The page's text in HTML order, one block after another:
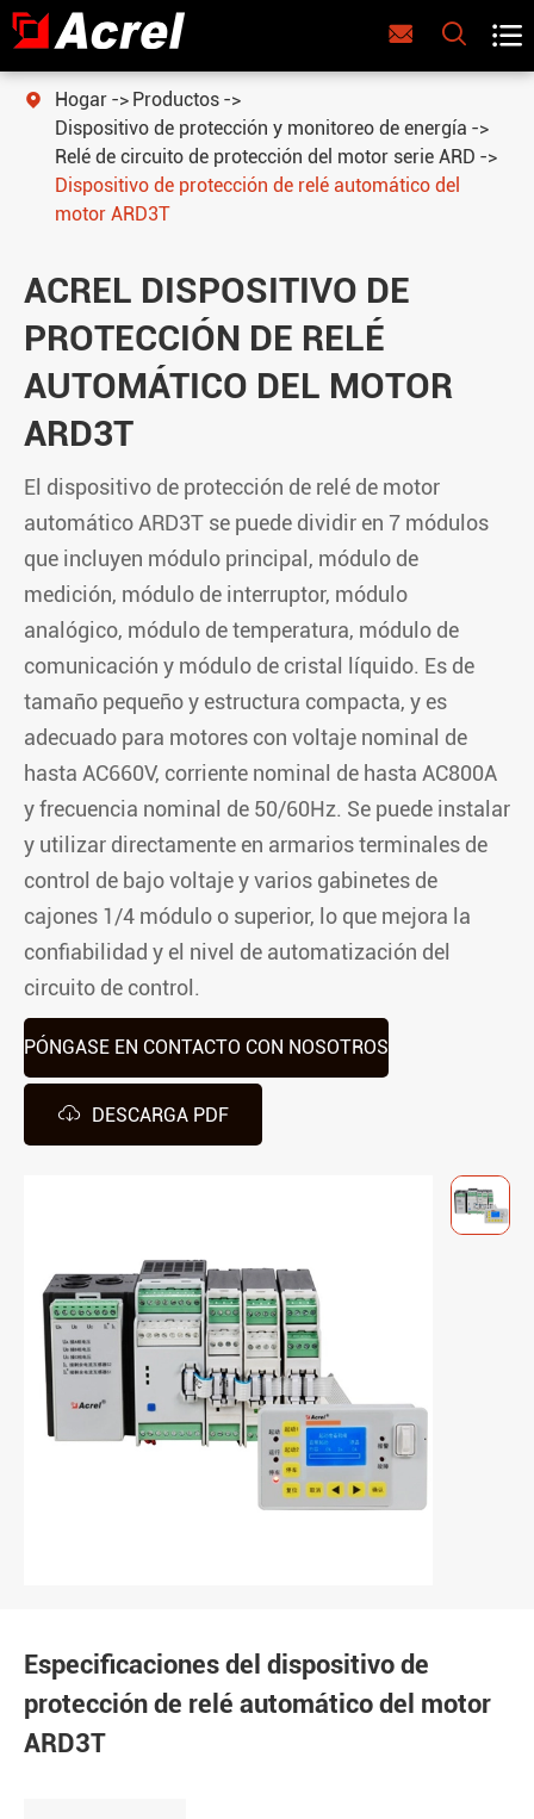
  
 Hogar
Productos
Dispositivo de protección y monitoreo de energía
Relé de circuito de protección del motor serie ARD
Dispositivo de protección de relé automático del
motor ARD3T
ACREL DISPOSITIVO DE
PROTECCIÓN DE RELÉ
AUTOMÁTICO DEL MOTOR
ARD3T
El dispositivo de protección de relé de motor
automático ARD3T se puede dividir en 7 módulos
que incluyen módulo principal, módulo de
medición, módulo de interruptor, módulo
analógico, módulo de temperatura, módulo de
comunicación y módulo de cristal líquido. Es de
tamaño pequeño y estructura compacta, y es
adecuado para motores con voltaje nominal de
hasta AC660V, corriente nominal de hasta AC800A
y frecuencia nominal de 50/60Hz. Se puede instalar
y utilizar directamente en armarios terminales de
control de bajo voltaje y varios gabinetes de
cajones 1/4 módulo o superior, lo que mejora la
confiabilidad y el nivel de automatización del
circuito de control.
PÓNGASE EN CONTACTO CON NOSOTROS
 DESCARGA PDF
Especificaciones del dispositivo de
protección de relé automático del motor
ARD3T